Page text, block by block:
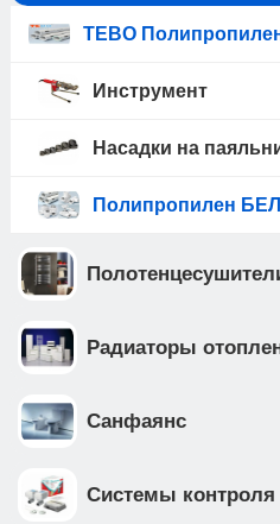
TEBO
Инструмент
Насадки на
Полипропилен
Радиаторы
Санфаянс
Системы